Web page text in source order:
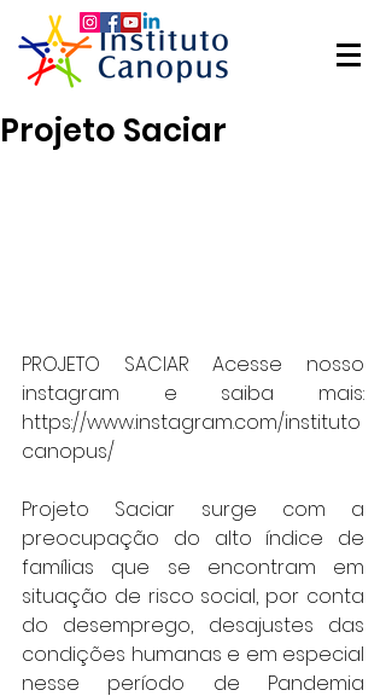
Projeto Saciar
PROJETO SACIAR Acesse nosso
instagram e saiba mais:
https://www.instagram.com/instituto
canopus/
Projeto Saciar surge com a
preocupação do alto índice de
famílias que se encontram em
situação de risco social, por conta
do desemprego, desajustes das
condições humanas e em especial
nesse período de Pandemia